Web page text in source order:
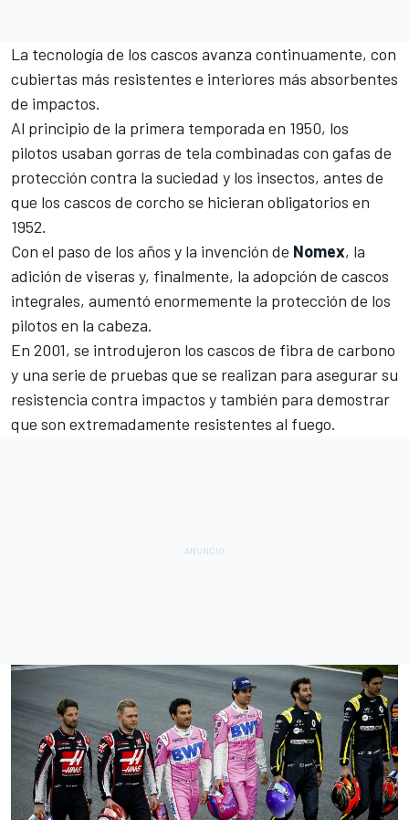
La tecnología de los cascos avanza continuamente, con
cubiertas más resistentes e interiores más absorbentes
de impactos.
Al principio de la primera temporada en 1950, los
pilotos usaban gorras de tela combinadas con gafas de
protección contra la suciedad y los insectos, antes de
que los cascos de corcho se hicieran obligatorios en
1952.
Con el paso de los años y la invención de Nomex, la
adición de viseras y, finalmente, la adopción de cascos
integrales, aumentó enormemente la protección de los
pilotos en la cabeza.
En 2001, se introdujeron los cascos de fibra de carbono
y una serie de pruebas que se realizan para asegurar su
resistencia contra impactos y también para demostrar
que son extremadamente resistentes al fuego.